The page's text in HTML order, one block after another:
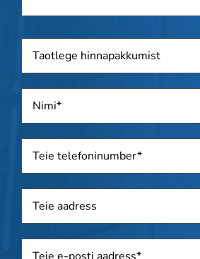
hinnapakkumist
Nimi *
Telefon *
Aadress
Sposti *